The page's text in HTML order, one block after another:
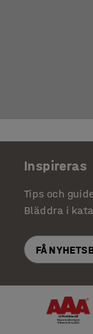
Inspireras
Tips och
Bläddra i
FÅ